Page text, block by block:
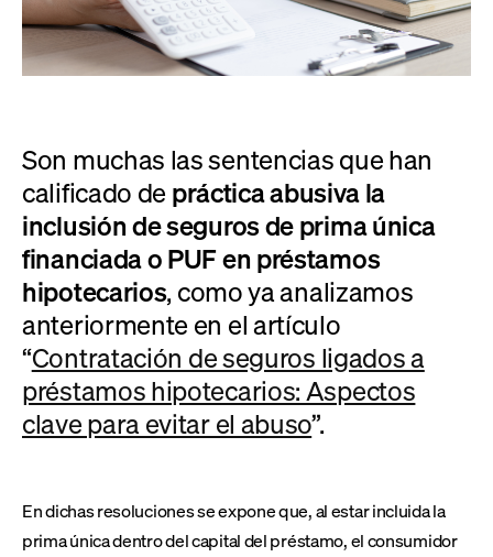
Son muchas las sentencias que han
calificado de práctica abusiva la
inclusión de seguros de prima única
financiada o PUF en préstamos
hipotecarios, como ya analizamos
anteriormente en el artículo
“Contratación de seguros ligados a
préstamos hipotecarios: Aspectos
clave para evitar el abuso”.
En dichas resoluciones se expone que, al estar incluida la
prima única dentro del capital del préstamo, el consumidor